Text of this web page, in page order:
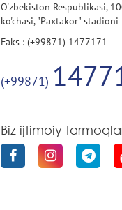
O'zbekiston Respublikasi,
ko'chasi, "Paxtakor" stadioni
Faks : (+99871) 1477171
(+99871)
Biz ijtimoiy